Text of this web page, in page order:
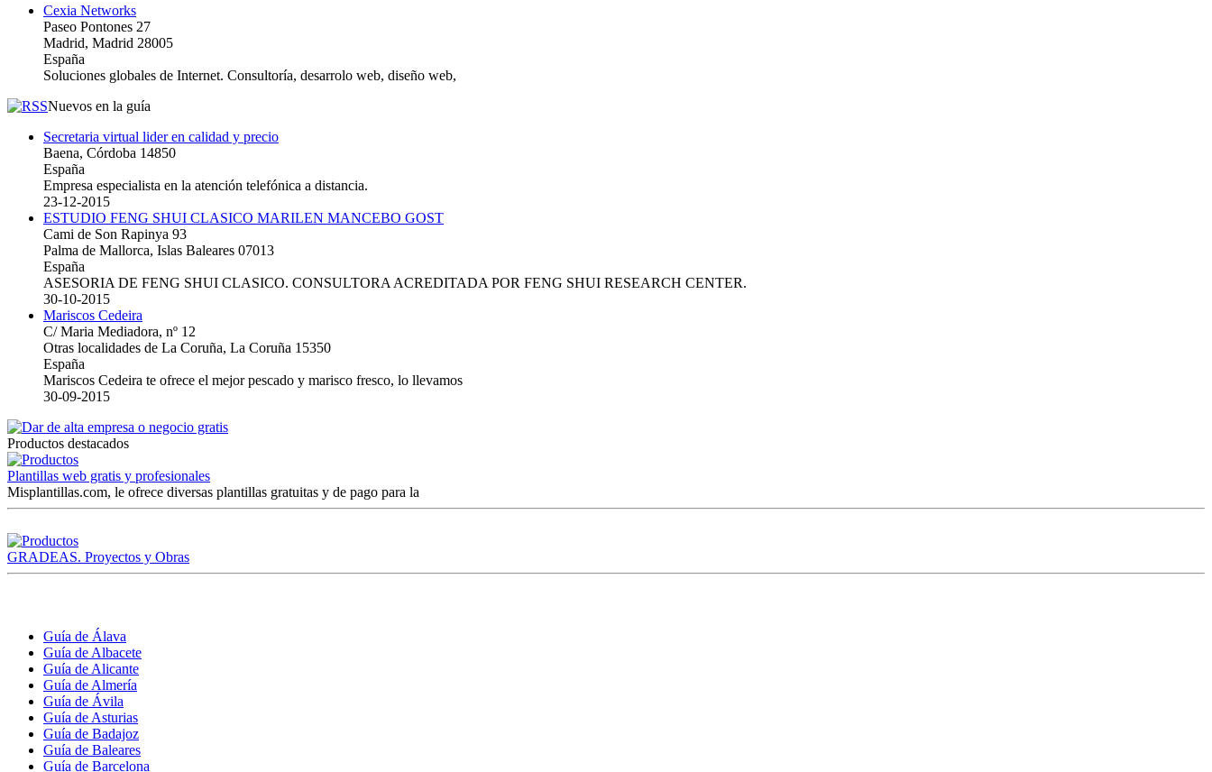
Cexia Networks
Paseo Pontones 27
Madrid, Madrid 28005
España
Soluciones globales de Internet. Consultoría, desarrolo web, diseño web,
Nuevos en la guía
Secretaria virtual lider en calidad y precio
Baena, Córdoba 14850
España
Empresa especialista en la atención telefónica a distancia.
23-12-2015
ESTUDIO FENG SHUI CLASICO MARILEN MANCEBO GOST
Cami de Son Rapinya 93
Palma de Mallorca, Islas Baleares 07013
España
ASESORIA DE FENG SHUI CLASICO. CONSULTORA ACREDITADA POR FENG SHUI RESEARCH CENTER.
30-10-2015
Mariscos Cedeira
C/ Maria Mediadora, nº 12
Otras localidades de La Coruña, La Coruña 15350
España
Mariscos Cedeira te ofrece el mejor pescado y marisco fresco, lo llevamos
30-09-2015
Productos destacados
Plantillas web gratis y profesionales
Misplantillas.com, le ofrece diversas plantillas gratuitas y de pago para la
GRADEAS. Proyectos y Obras
Guía de Álava
Guía de Albacete
Guía de Alicante
Guía de Almería
Guía de Ávila
Guía de Asturias
Guía de Badajoz
Guía de Baleares
Guía de Barcelona